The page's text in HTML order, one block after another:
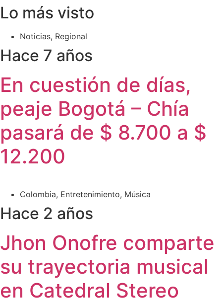
Lo más visto
Noticias, Regional
Hace 7 años
En cuestión de días,
peaje Bogotá – Chía
pasará de $ 8.700 a $
12.200
Colombia, Entretenimiento, Música
Hace 2 años
Jhon Onofre comparte
su trayectoria musical
en Catedral Stereo